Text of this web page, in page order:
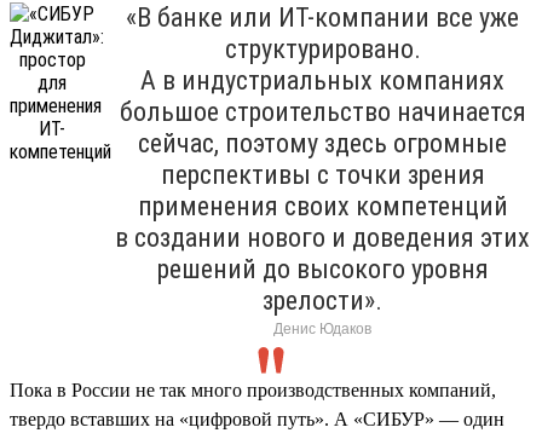
«В банке или ИТ-компании все уже
структурировано.
А в индустриальных компаниях
большое строительство начинается
сейчас, поэтому здесь огромные
перспективы с точки зрения
применения своих компетенций
в создании нового и доведения этих
решений до высокого уровня
зрелости».
Денис Юдаков
Пока в России не так много производственных компаний,
твердо вставших на «цифровой путь». А «СИБУР» — один